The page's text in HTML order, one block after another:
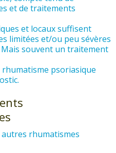
et de traitements
et locaux suffisent
limitées et/ou peu sévères
souvent un traitement
psoriasique
rhumatismes